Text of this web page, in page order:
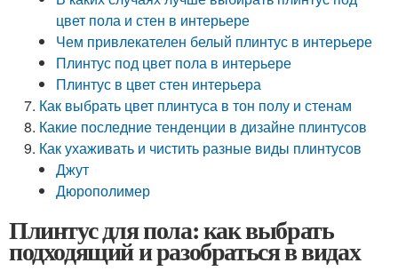
цвет пола и стен в интерьере
Чем привлекателен белый плинтус в интерьере
Плинтус под цвет пола в интерьере
Плинтус в цвет стен интерьера
Как выбрать цвет плинтуса в тон полу и стенам
Какие последние тенденции в дизайне плинтусов
Как ухаживать и чистить разные виды плинтусов
Джут
Дюрополимер
Плинтус для пола: как выбрать
подходящий и разобраться в видах